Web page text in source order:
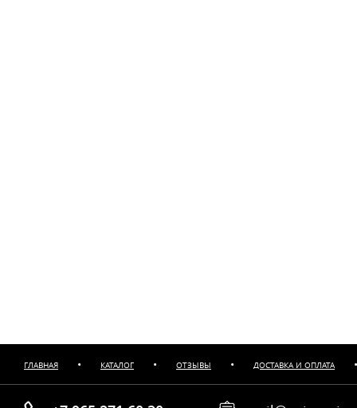
ГЛАВНАЯ • КАТАЛОГ • ОТЗЫВЫ • ДОСТАВКА И ОПЛАТА •